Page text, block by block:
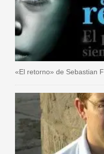
«El retorno» de Sebastian